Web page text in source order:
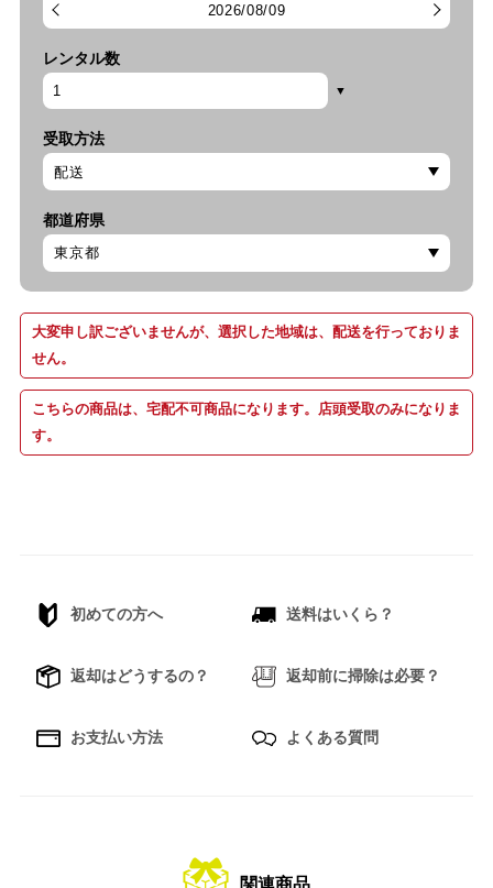
2026/08/09
レンタル数
受取方法
都道府県
大変申し訳ございませんが、選択した地域は、配送を行っておりま
せん。
こちらの商品は、宅配不可商品になります。店頭受取のみになりま
す。
初めての方へ 送料はいくら？
返却はどうするの？ 返却前に掃除は必要？
お支払い方法 よくある質問
関連商品